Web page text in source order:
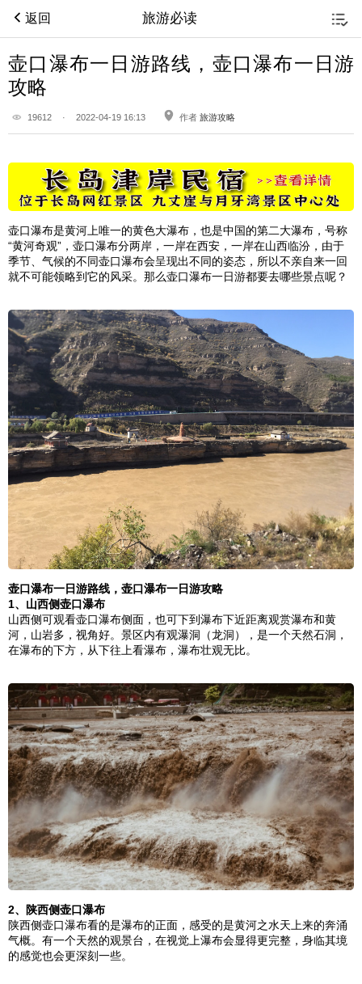
返回 旅游必读
壶口瀑布一日游路线，壶口瀑布一日游
攻略
19612 · 2022-04-19 16:13 作者 旅游攻略
壶口瀑布是黄河上唯一的黄色大瀑布，也是中国的第二大瀑布，号称
“黄河奇观”，壶口瀑布分两岸，一岸在西安 ，一岸在山西临汾 ，由于
季节、气候的不同壶口瀑布会呈现出不同的姿态，所以不亲自来一回
就不可能领略到它的风采。那么壶口瀑布一日游都要去哪些景点呢？
壶口瀑布一日游路线，壶口瀑布一日游攻略
1、 山西侧壶口瀑布
山西侧可观看壶口瀑布侧面，也可下到瀑布下近距离观赏瀑布和黄
河，山岩多，视角好。景区内有观瀑洞（龙洞），是一个天然石洞，
在瀑布的下方，从下往上看瀑布，瀑布壮观无比。
2、 陕西侧壶口瀑布
陕西侧壶口瀑布看的是瀑布的正面，感受的是黄河之水天上来的奔涌
气概。有一个天然的观景台 ，在视觉上瀑布会显得更完整，身临其境
的感觉也会更深刻一些。